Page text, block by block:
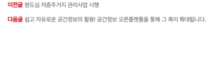
이전글 원도심 저층주거지 관리사업 시행
다음글 쉽고 자유로운 공간정보의 활용! 공간정보 오픈플랫폼을 통해 그 폭이 확대됩니다.